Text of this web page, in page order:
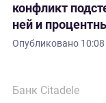
конфликт
ней и
Опубликовано
Банк Citadele